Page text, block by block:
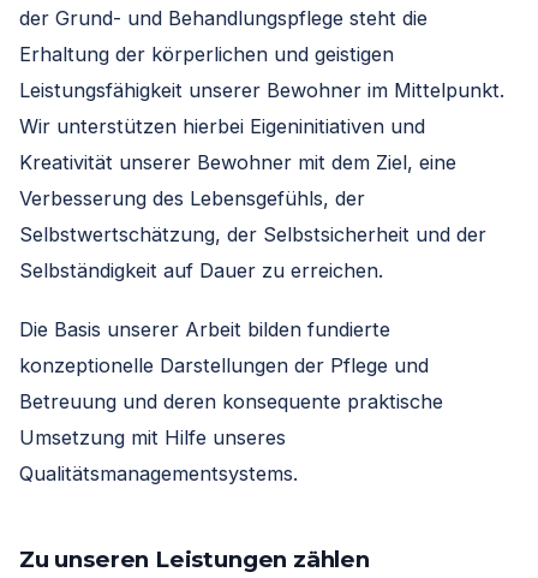
der Grund- und Behandlungspflege steht die
Erhaltung der körperlichen und geistigen
Leistungsfähigkeit unserer Bewohner im Mittelpunkt.
Wir unterstützen hierbei Eigeninitiativen und
Kreativität unserer Bewohner mit dem Ziel, eine
Verbesserung des Lebensgefühls, der
Selbstwertschätzung, der Selbstsicherheit und der
Selbständigkeit auf Dauer zu erreichen.
Die Basis unserer Arbeit bilden fundierte
konzeptionelle Darstellungen der Pflege und
Betreuung und deren konsequente praktische
Umsetzung mit Hilfe unseres
Qualitätsmanagementsystems.
Zu unseren Leistungen zählen